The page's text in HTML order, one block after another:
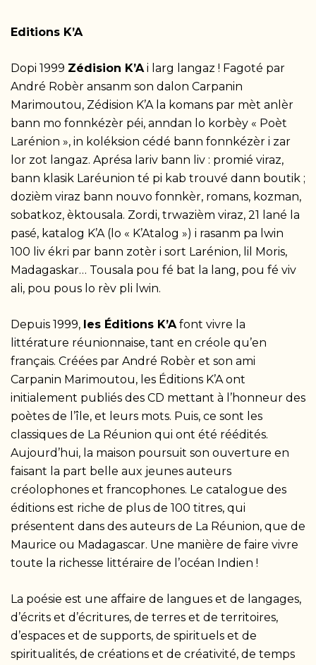
Editions K’A
Dopi 1999 Zédision K’Ai larg langaz ! Fagoté par
André Robèr ansanm son dalon Carpanin
Marimoutou, Zédision K’A la komans par mèt anlèr
bann mo fonnkézèr péi, anndan lo korbèy « Poèt
Larénion », in koléksion cédé bann fonnkézèr i zar
lor zot langaz. Aprésa lariv bann liv : promié viraz,
bann klasik Laréunion té pi kab trouvé dann boutik ;
dozièm viraz bann nouvo fonnkèr, romans, kozman,
sobatkoz, èktousala. Zordi, trwazièm viraz, 21 lané la
pasé, katalog K’A (lo « K’Atalog ») i rasanm pa lwin
100 liv ékri par bann zotèr i sort Larénion, lil Moris,
Madagaskar… Tousala pou fé bat la lang, pou fé viv
ali, pou pous lo rèv pli lwin.
Depuis 1999, les Éditions K’Afont vivre la
littérature réunionnaise, tant en créole qu’en
français. Créées par André Robèr et son ami
Carpanin Marimoutou, les Éditions K’A ont
initialement publiés des CD mettant à l’honneur des
poètes de l’île, et leurs mots. Puis, ce sont les
classiques de La Réunion qui ont été réédités.
Aujourd’hui, la maison poursuit son ouverture en
faisant la part belle aux jeunes auteurs
créolophones et francophones. Le catalogue des
éditions est riche de plus de 100 titres, qui
présentent dans des auteurs de La Réunion, que de
Maurice ou Madagascar. Une manière de faire vivre
toute la richesse littéraire de l’océan Indien !
La poésie est une affaire de langues et de langages,
d’écrits et d’écritures, de terres et de territoires,
d’espaces et de supports, de spirituels et de
spiritualités, de créations et de créativité, de temps